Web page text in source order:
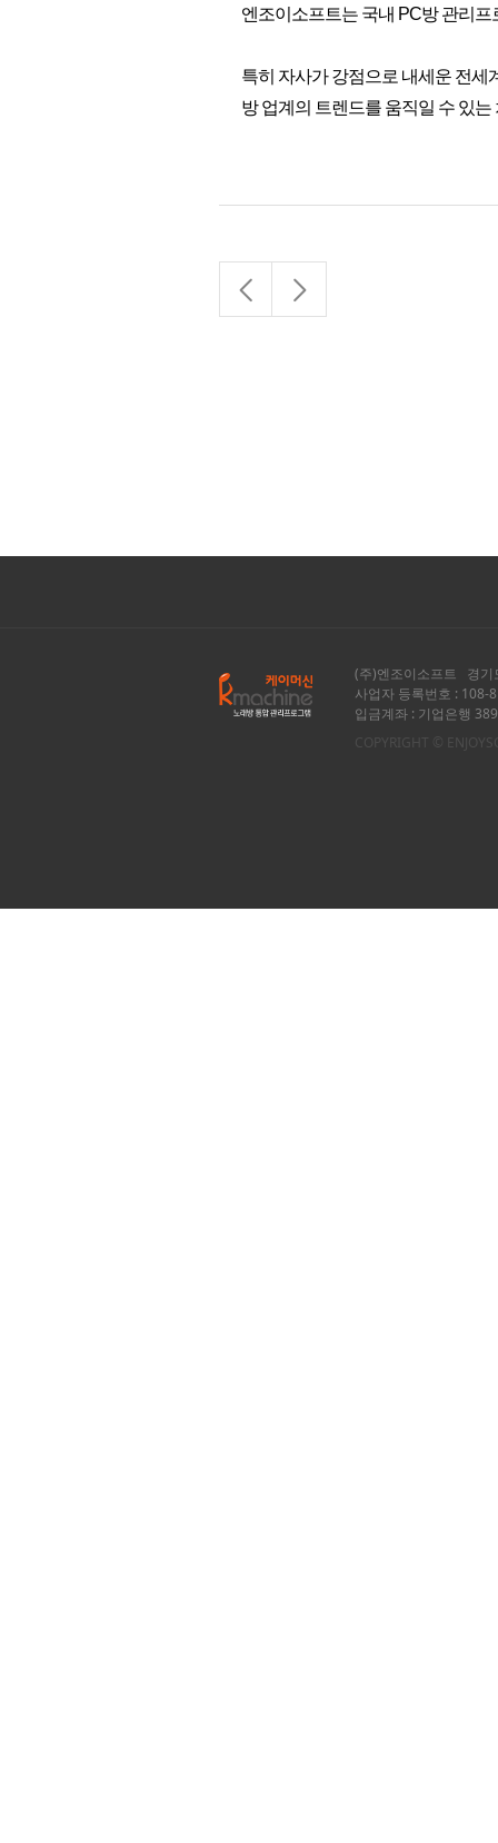
엔조이소프트는 국내 PC방 관리
특히 자사가 강점으로 내세운 전세
방 업계의 트렌드를 움직일 수 있
(주)엔조이소프트 경기
사업자 등록번호 : 108-
입금계좌 : 기업은행
COPYRIGHT ©